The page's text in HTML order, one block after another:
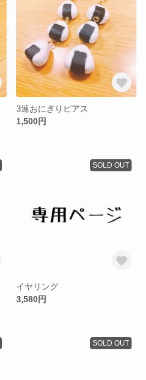
3連おにぎりピアス
1,500円
SOLD OUT
イヤリング
3,580円
SOLD OUT